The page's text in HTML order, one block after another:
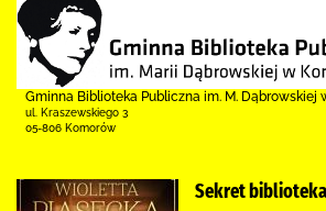
Gminna Biblioteka Publiczna im. M. Dąbrowskiej
ul. Kraszewskiego 3
05-806 Komorów
Sekret